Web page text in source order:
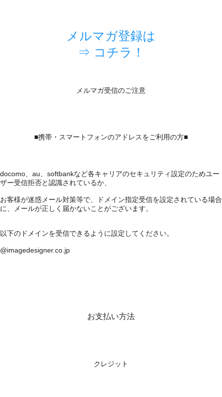
メルマガ登録は
⇒ コチラ！
メルマガ受信のご注意
■携帯・スマートフォンのアドレスをご利用の方■
docomo、au、softbankなど各キャリアのセキュリティ設定のためユー
ザー受信拒否と認識されているか、
お客様が迷惑メール対策等で、ドメイン指定受信を設定されている場合
に、メールが正しく届かないことがございます。
以下のドメインを受信できるように設定してください。
@imagedesigner.co.jp
お支払い方法
クレジット